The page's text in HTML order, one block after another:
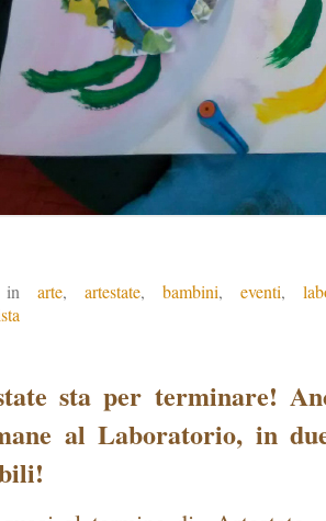
in arte, artestate, bambini, eventi,
sta per terminare!
al Laboratorio, in